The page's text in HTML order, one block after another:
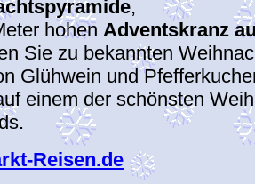
,
hohen Adventskranz
Sie zu bekannten
Glühwein und
einem der schönsten
Reisen.de